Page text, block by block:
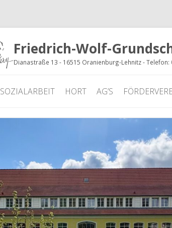
Friedrich-Wolf-
Dianastraße 13 - 16515 Oranienburg-Lehnitz - Telefon:
SOZIALARBEIT HORT AG’S